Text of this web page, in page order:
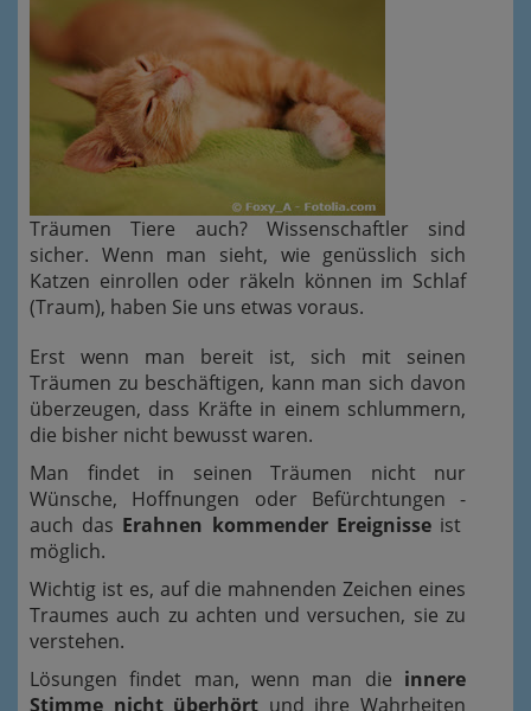
Träumen Tiere auch? Wissenschaftler sind
sicher. Wenn man sieht, wie genüsslich sich
Katzen einrollen oder räkeln können im Schlaf
(Traum), haben Sie uns etwas voraus.
Erst wenn man bereit ist, sich mit seinen
Träumen zu beschäftigen, kann man sich davon
überzeugen, dass Kräfte in einem schlummern,
die bisher nicht bewusst waren.
Man findet in seinen Träumen nicht nur
Wünsche, Hoffnungen oder Befürchtungen -
auch das Erahnen kommender Ereignisseist
möglich.
Wichtig ist es, auf die mahnenden Zeichen eines
Traumes auch zu achten und versuchen, sie zu
verstehen.
Lösungen findet man, wenn man die innere
Stimme nicht überhört und ihre Wahrheiten